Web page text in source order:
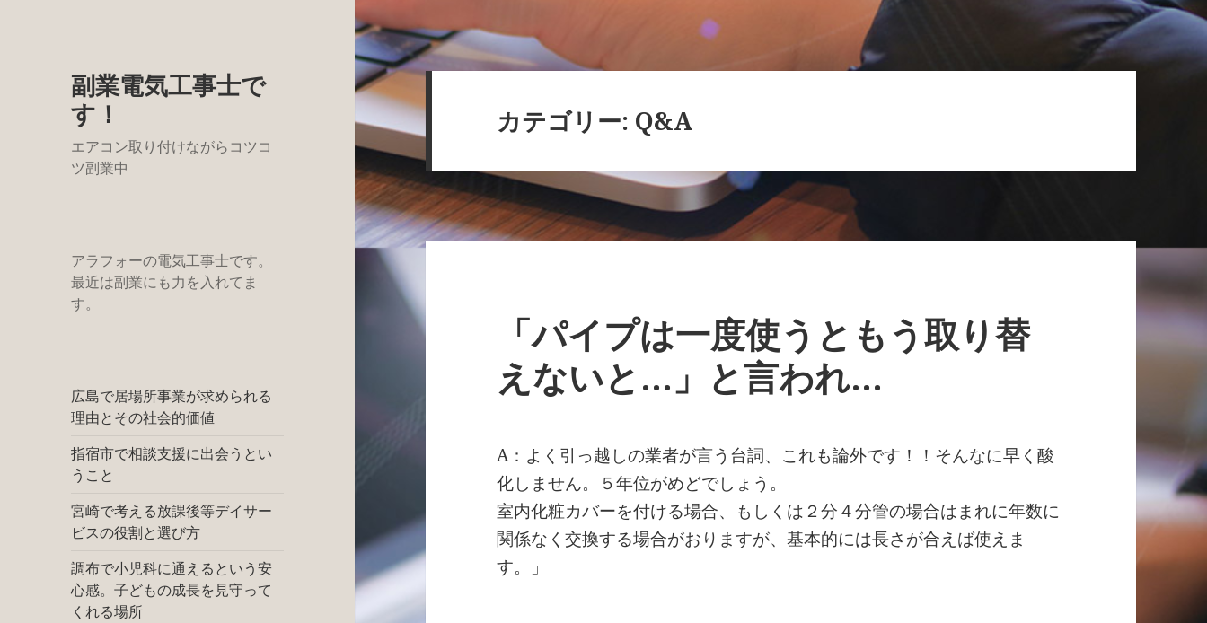
副業電気工事士で
す！
エアコン取り付けながらコツコ
ツ副業中
アラフォーの電気工事士です。
最近は副業にも力を入れてま
す。
広島で居場所事業が求められる
理由とその社会的価値
指宿市で相談支援に出会うとい
うこと
宮崎で考える放課後等デイサー
ビスの役割と選び方
調布で小児科に通えるという安
心感。子どもの成長を見守って
くれる場所
カテゴリー: Q&A
「パイプは一度使うともう取り替
えないと…」と言われ…
A：よく引っ越しの業者が言う台詞、これも論外です！！そんなに早く酸
化しません。５年位がめどでしょう。
室内化粧カバーを付ける場合、もしくは２分４分管の場合はまれに年数に
関係なく交換する場合がおりますが、基本的には長さが合えば使えま
す。」